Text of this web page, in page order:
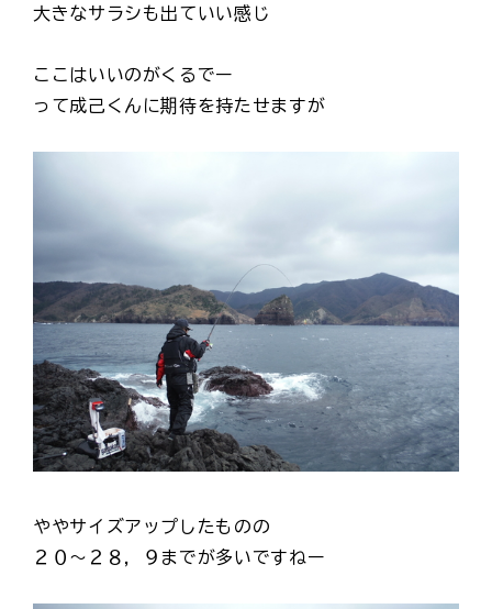
大きなサラシも出ていい感じ
ここはいいのがくるでー
って成己くんに期待を持たせますが
ややサイズアップしたものの
２０～２８，９までが多いですねー